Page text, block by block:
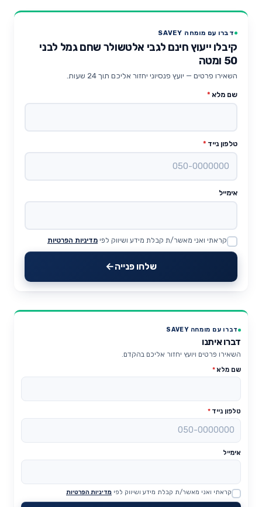
דברו עם מומחה SAVEY
קיבלו ייעוץ חינם לגבי אלטשולר שחם גמל לבני
50 ומטה
השאירו פרטים — יועץ פנסיוני יחזור אליכם תוך 24 שעות.
שם מלא *
טלפון נייד *
אימייל
Website
קראתי ואני מאשר/ת קבלת מידע ושיווק לפי מדיניות הפרטיות
שלחו פנייה
דברו עם מומחה SAVEY
דברו איתנו
השאירו פרטים ויועץ יחזור אליכם בהקדם.
שם מלא*
טלפון נייד *
אימייל
Website
קראתי ואני מאשר/ת קבלת מידע ושיווק לפי מדיניות הפרטיות